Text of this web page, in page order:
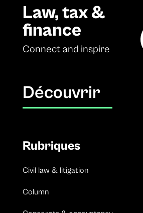
Law, tax &
finance
Connect and inspire
Découvrir
Rubriques
Civil law & litigation
Column